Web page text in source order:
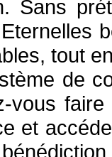
Sans
tout
de
vous
et